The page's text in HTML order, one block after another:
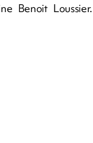
Benoit Loussier.